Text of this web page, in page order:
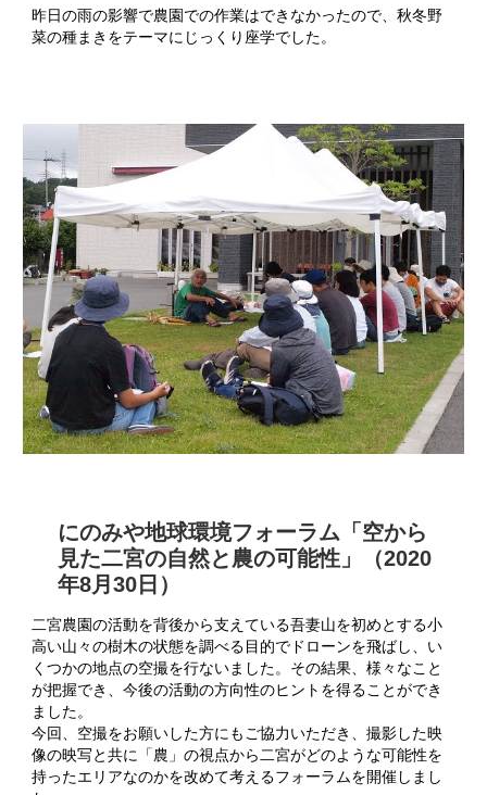
昨日の雨の影響で農園での作業はできなかったので、秋冬野
菜の種まきをテーマにじっくり座学でした。
にのみや地球環境フォーラム「空から
見た二宮の自然と農の可能性」（2020
年8月30日）
二宮農園の活動を背後から支えている吾妻山を初めとする小
高い山々の樹木の状態を調べる目的でドローンを飛ばし、い
くつかの地点の空撮を行ないました。その結果、様々なこと
が把握でき、今後の活動の方向性のヒントを得ることができ
ました。
今回、空撮をお願いした方にもご協力いただき、撮影した映
像の映写と共に「農」の視点から二宮がどのような可能性を
持ったエリアなのかを改めて考えるフォーラムを開催しまし